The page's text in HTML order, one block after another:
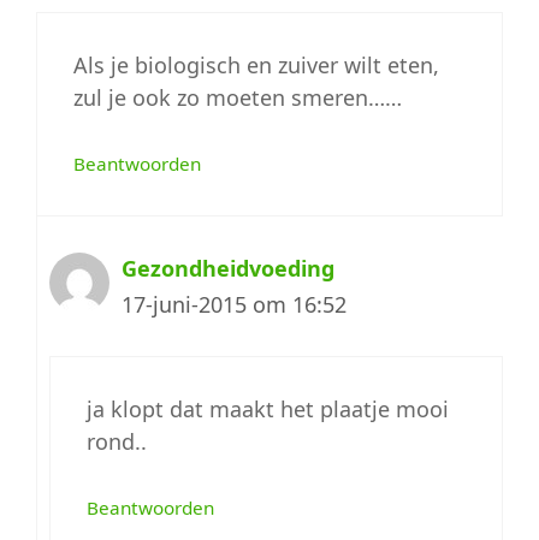
Als je biologisch en zuiver wilt eten,
zul je ook zo moeten smeren……
Beantwoorden
Gezondheidvoeding
17-juni-2015 om 16:52
ja klopt dat maakt het plaatje mooi
rond..
Beantwoorden